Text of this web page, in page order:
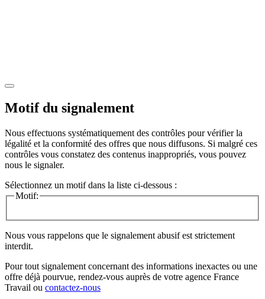
Motif du signalement
Nous effectuons systématiquement des contrôles pour vérifier la
légalité et la conformité des offres que nous diffusons. Si malgré ces
contrôles vous constatez des contenus inappropriés, vous pouvez
nous le signaler.
Sélectionnez un motif dans la liste ci-dessous :
Motif:
Nous vous rappelons que le signalement abusif est strictement
interdit.
Pour tout signalement concernant des informations inexactes ou une
offre déjà pourvue, rendez-vous auprès de votre agence France
Travail ou contactez-nous